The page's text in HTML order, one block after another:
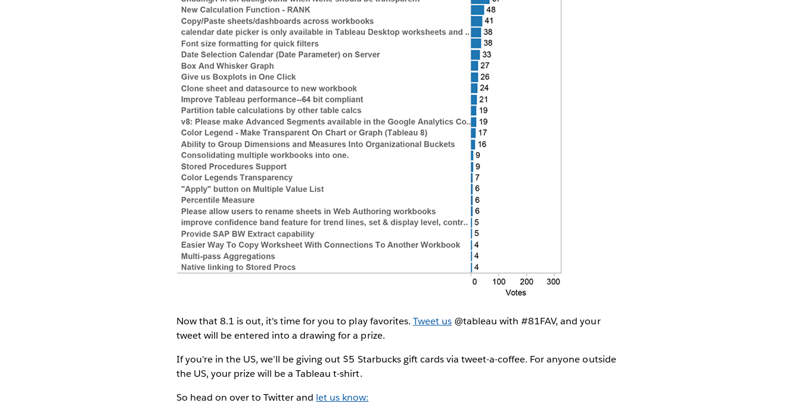
Now that 8.1 is out, it's time for you to play favorites. Tweet us@tableau with #81FAV, and your
tweet will be entered into a drawing for a prize.
If you're in the US, we'll be giving out $5 Starbucks gift cards via tweet-a-coffee. For anyone outside
the US, your prize will be a Tableau t-shirt.
So head on over to Twitter and let us know: